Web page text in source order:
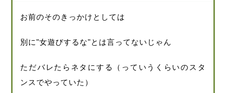
お前のそのきっかけとしては
別に"女遊びするな"とは言ってないじゃん
ただバレたらネタにする（っていうくらいのスタ
ンスでやっていた）